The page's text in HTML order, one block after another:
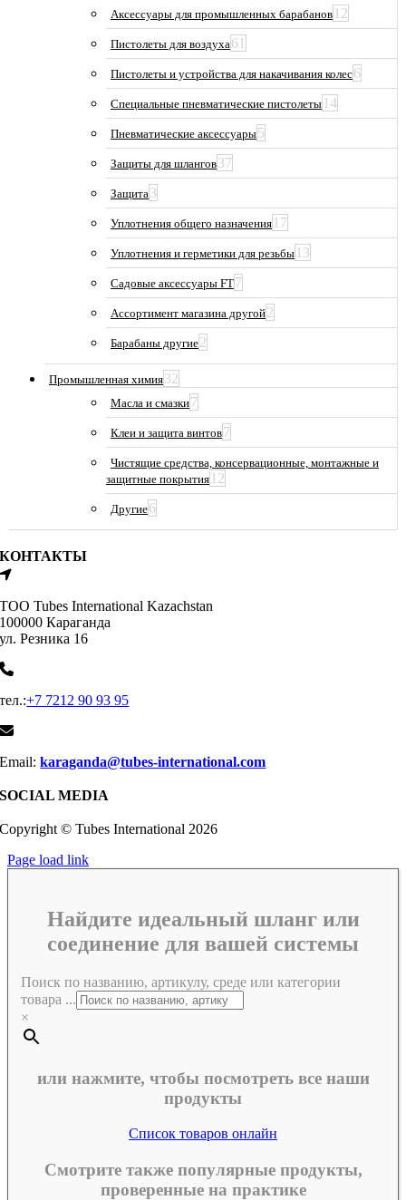
Аксессуары для промышленных барабанов 12
Пистолеты для воздуха61
Пистолеты и устройства для накачивания колес6
Специальные пневматические пистолеты 14
Пневматические аксессуары5
Защиты для шлангов37
Защита3
Уплотнения общего назначения 17
Уплотнения и герметики для резьбы 13
Садовые аксессуары FT7
Ассортимент магазина другой2
Барабаны другие2
Промышленная химия32
Масла и смазки7
Клеи и защита винтов7
Чистящие средства, консервационные, монтажные и
защитные покрытия 12
Другие6
КОНТАКТЫ
ТОО Tubes International Kazachstan
100000 Караганда
ул. Резника 16
тел.:+7 7212 90 93 95
Email:karaganda@tubes-international.com
SOCIAL MEDIA
Copyright © Tubes International 2026
Page load link
Найдите идеальный шланг или
соединение для вашей системы
Поиск по названию, артикулу, среде или категории
товара ...
×
или нажмите, чтобы посмотреть все наши
продукты
Список товаров онлайн
Смотрите также популярные продукты,
проверенные на практике